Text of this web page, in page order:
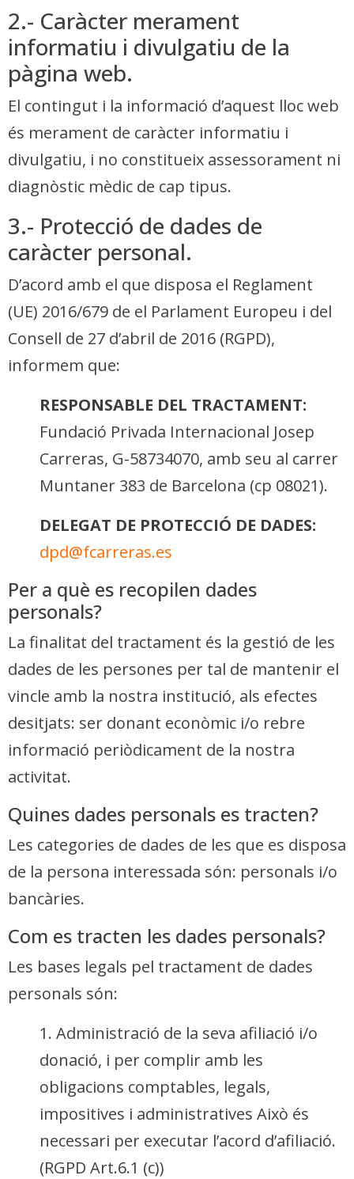
2.- Caràcter merament
informatiu i divulgatiu de la
pàgina web.
El contingut i la informació d’aquest lloc web
és merament de caràcter informatiu i
divulgatiu, i no constitueix assessorament ni
diagnòstic mèdic de cap tipus.
3.- Protecció de dades de
caràcter personal.
D’acord amb el que disposa el Reglament
(UE) 2016/679 de el Parlament Europeu i del
Consell de 27 d’abril de 2016 (RGPD),
informem que:
RESPONSABLE DEL TRACTAMENT:
Fundació Privada Internacional Josep
Carreras, G-58734070, amb seu al carrer
Muntaner 383 de Barcelona (cp 08021).
DELEGAT DE PROTECCIÓ DE DADES:
dpd@fcarreras.es
Per a què es recopilen dades
personals?
La finalitat del tractament és la gestió de les
dades de les persones per tal de mantenir el
vincle amb la nostra institució, als efectes
desitjats: ser donant econòmic i/o rebre
informació periòdicament de la nostra
activitat.
Quines dades personals es tracten?
Les categories de dades de les que es disposa
de la persona interessada són: personals i/o
bancàries.
Com es tracten les dades personals?
Les bases legals pel tractament de dades
personals són:
1. Administració de la seva afiliació i/o
donació, i per complir amb les
obligacions comptables, legals,
impositives i administratives Això és
necessari per executar l’acord d’afiliació.
(RGPD Art.6.1 (c))